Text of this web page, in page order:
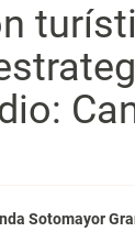
Sotomayor